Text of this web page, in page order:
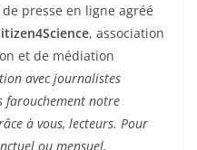
presse en ligne agréé
, association
et de médiation
avec journalistes
farouchement notre
à vous, lecteurs. Pour
ou mensuel.